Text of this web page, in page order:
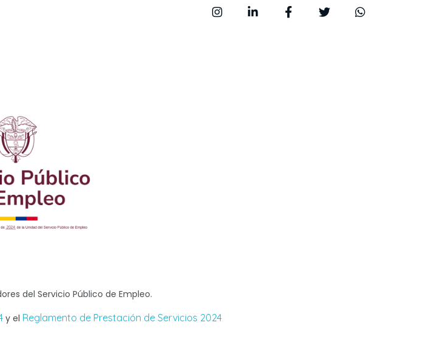
del Servicio Público de Empleo.
y el Reglamento de Prestación de Servicios 2024